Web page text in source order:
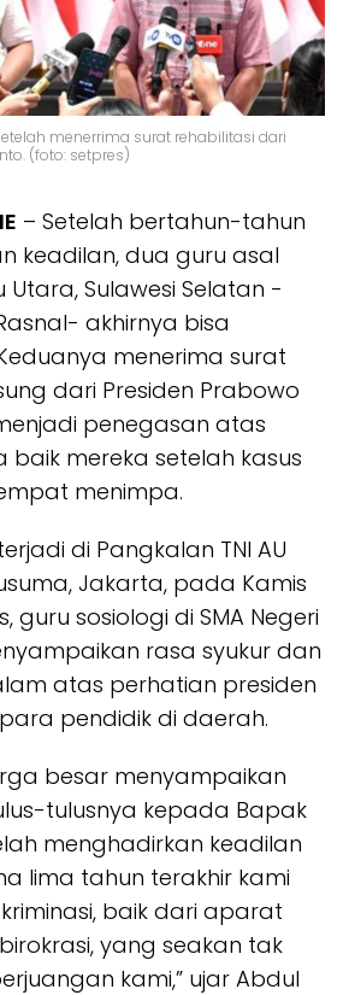
menerrima surat rehabilitasi dari
(foto: setpres)
– Setelah bertahun-tahun
keadilan, dua guru asal
Utara, Sulawesi Selatan -
akhirnya bisa
menerima surat
dari Presiden Prabowo
penegasan atas
baik mereka setelah kasus
menimpa.
di Pangkalan TNI AU
Jakarta, pada Kamis
guru sosiologi di SMA Negeri
rasa syukur dan
atas perhatian presiden
pendidik di daerah.
besar menyampaikan
tulusnya kepada Bapak
menghadirkan keadilan
lima tahun terakhir kami
baik dari aparat
yang seakan tak
kami,” ujar Abdul